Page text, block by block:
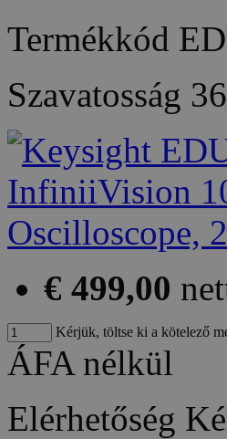
Termékkód
Szavatosság
€ 499,00
Kérjük, töltse ki a kötelező
ÁFA nélkül
Elérhetőség